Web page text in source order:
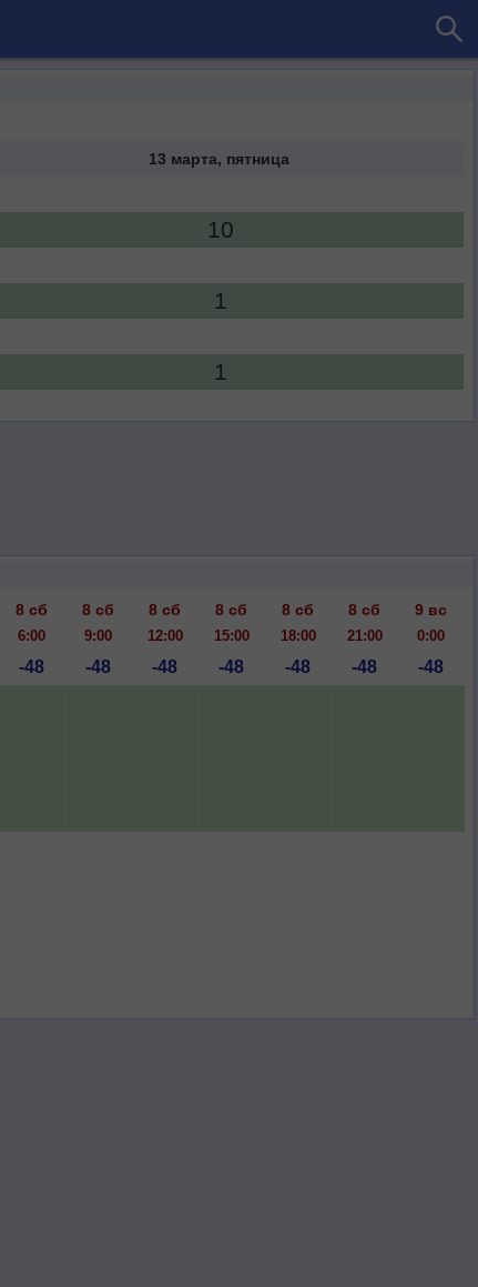
13 марта, пятница
10
1
1
8 сб 8 сб 8 сб 8 сб 8 сб 8 сб 9 вс
6:00 9:00 12:00 15:00 18:00 21:00 0:00
-48 -48 -48 -48 -48 -48 -48